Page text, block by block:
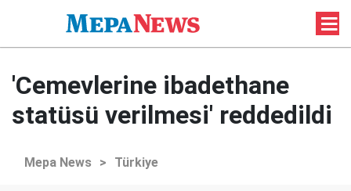
'Cemevlerine ibadethane
statüsü verilmesi' reddedildi
Mepa News > Türkiye